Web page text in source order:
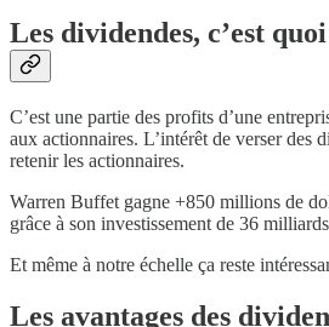
Les dividendes, c’est
C’est une partie des profits d’une
aux actionnaires. L’intérêt de verser des
retenir les actionnaires.
Warren Buffet gagne +850 millions de
grâce à son investissement de 36
Et même à notre échelle ça reste
Les avantages des